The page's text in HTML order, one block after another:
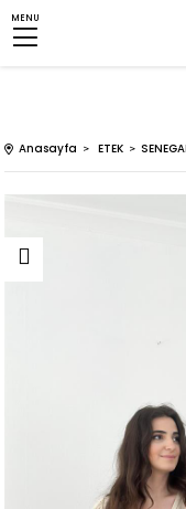
MENU
Anasayfa ETEK